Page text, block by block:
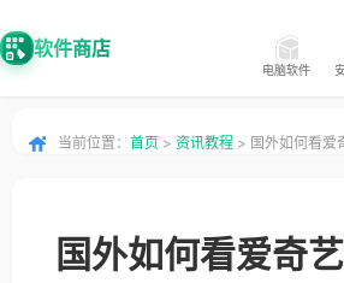
软件商店
电脑软件
当前位置： 首页 > 资讯教程 > 国外如何看爱
国外如何看爱奇